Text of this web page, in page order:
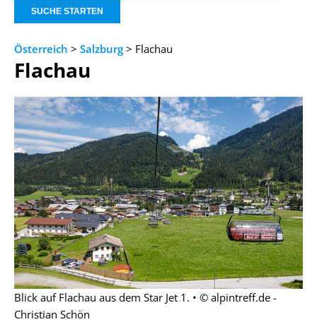
Österreich > Salzburg > Flachau
Flachau
Blick auf Flachau aus dem Star Jet 1. • © alpintreff.de -
Christian Schön